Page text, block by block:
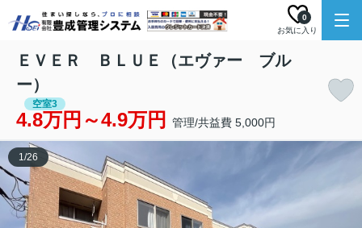
お気に入り
0
ＥＶＥＲ ＢＬＵＥ（エヴァー ブル
ー）
空室3
4.8万円～4.9万円 管理/共益費 5,000円
1/26